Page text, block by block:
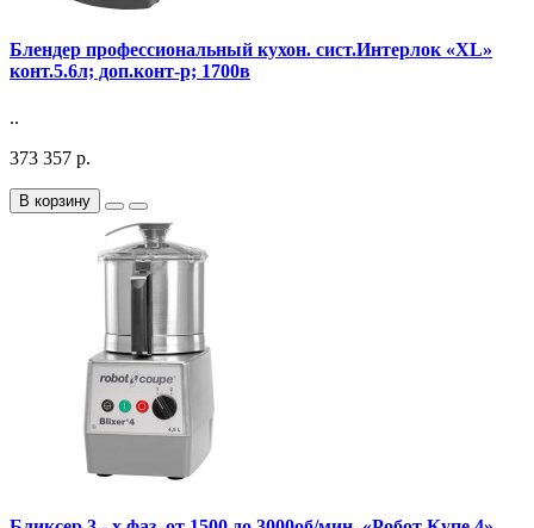
Блендер профессиональный кухон. сист.Интерлок «XL»
конт.5.6л; доп.конт-р; 1700в
..
373 357 р.
В корзину